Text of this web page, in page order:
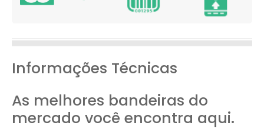
Informações Técnicas
As melhores bandeiras do
mercado você encontra aqui.